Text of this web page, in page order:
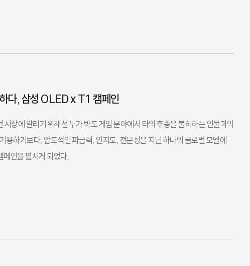
다, 삼성 OLED x T1 캠페인
장에 알리기 위해선 누가 봐도 게임 분야에서 타의 추종을 불허하는 인물과의
용하기보다, 압도적인 파급력, 인지도, 전문성을 지닌 하나의 글로벌 모델에
인을 펼치게 되었다.